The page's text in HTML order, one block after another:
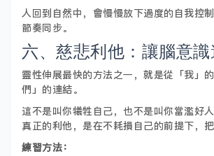
人回到自然中，會慢慢放下過度的自我控
節奏同步。
六、慈悲利他：讓腦意
靈性伸展最快的方法之一，就是從「我」
們」的連結。
這不是叫你犧牲自己，也不是叫你當濫好人
真正的利他，是在不耗損自己的前提下，把
練習方法：